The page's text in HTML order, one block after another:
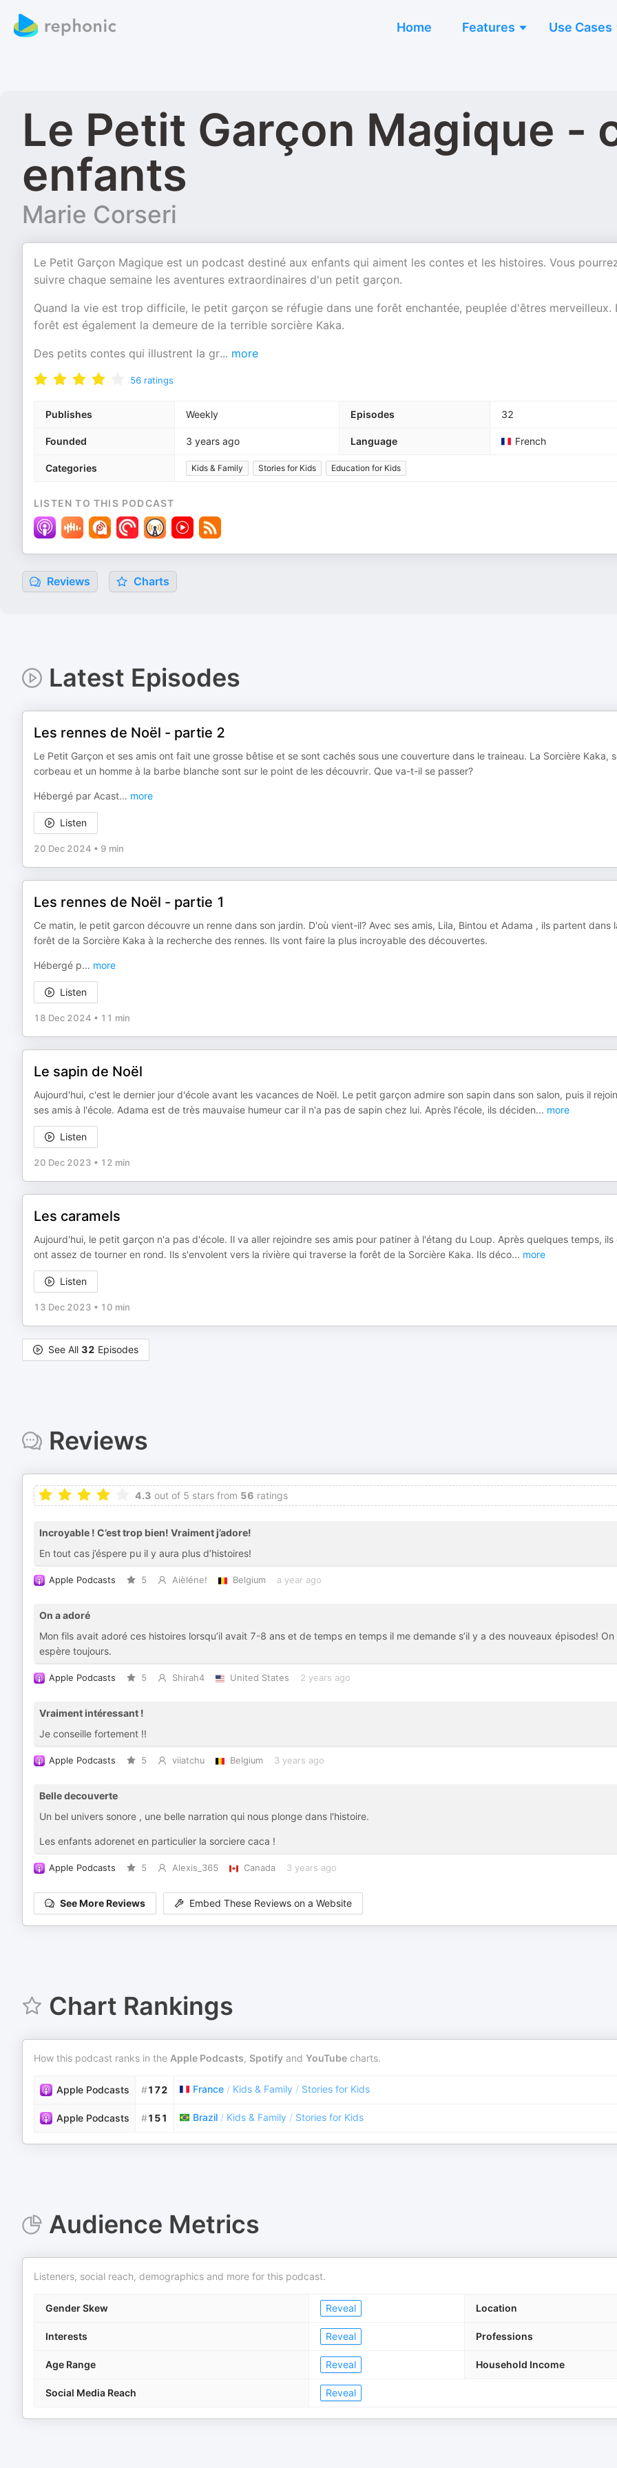
Home Features Use Cases
Le Petit Garçon Magique -
enfants
Marie Corseri
Le Petit Garçon Magique est un podcast destiné aux enfants qui aiment les contes et les histoires. Vous
suivre chaque semaine les aventures extraordinaires d'un petit garçon.
Quand la vie est trop difficile, le petit garçon se réfugie dans une forêt enchantée, peuplée d'êtres merveilleux.
forêt est également la demeure de la terrible sorcière Kaka.
Des petits contes qui illustrent la gr... more
56 ratings
Publishes Weekly Episodes 32
Founded 3 years ago Language French
Categories Kids & Family Stories for Kids Education for Kids
LISTEN TO THIS PODCAST
Reviews Charts
Latest Episodes
Les rennes de Noël - partie 2
Le Petit Garçon et ses amis ont fait une grosse bêtise et se sont cachés sous une couverture dans le traineau. La Sorcière Kaka,
corbeau et un homme à la barbe blanche sont sur le point de les découvrir. Que va-t-il se passer?
Hébergé par Acast... more
Listen
20 Dec 2024 • 9 min
Les rennes de Noël - partie 1
Ce matin, le petit garcon découvre un renne dans son jardin. D'où vient-il? Avec ses amis, Lila, Bintou et Adama , ils partent dans
forêt de la Sorcière Kaka à la recherche des rennes. Ils vont faire la plus incroyable des découvertes.
Hébergé p... more
Listen
18 Dec 2024 • 11 min
Le sapin de Noël
Aujourd'hui, c'est le dernier jour d'école avant les vacances de Noël. Le petit garçon admire son sapin dans son salon, puis il
ses amis à l'école. Adama est de très mauvaise humeur car il n'a pas de sapin chez lui. Après l'école, ils déciden... more
Listen
20 Dec 2023 • 12 min
Les caramels
Aujourd'hui, le petit garçon n'a pas d'école. Il va aller rejoindre ses amis pour patiner à l'étang du Loup. Après quelques temps, ils
ont assez de tourner en rond. Ils s'envolent vers la rivière qui traverse la forêt de la Sorcière Kaka. Ils déco... more
Listen
13 Dec 2023 • 10 min
See All 32 Episodes
Reviews
4.3 out of 5 stars from 56 ratings
Incroyable ! C’est trop bien! Vraiment j’adore!
En tout cas j’éspere pu il y aura plus d’histoires!
Apple Podcasts 5 Aièléne! Belgium a year ago
On a adoré
Mon fils avait adoré ces histoires lorsqu’il avait 7-8 ans et de temps en temps il me demande s’il y a des nouveaux épisodes! On
espère toujours.
Apple Podcasts 5 Shirah4 United States 2 years ago
Vraiment intéressant !
Je conseille fortement !!
Apple Podcasts 5 viiatchu Belgium 3 years ago
Belle decouverte
Un bel univers sonore , une belle narration qui nous plonge dans l'histoire.
Les enfants adorenet en particulier la sorciere caca !
Apple Podcasts 5 Alexis_365 Canada 3 years ago
See More Reviews Embed These Reviews on a Website
Chart Rankings
How this podcast ranks in the Apple Podcasts, Spotify and YouTube charts.
Apple Podcasts #172 France / Kids & Family / Stories for Kids
Apple Podcasts #151 Brazil / Kids & Family / Stories for Kids
Audience Metrics
Listeners, social reach, demographics and more for this podcast.
Gender Skew Reveal Location
Interests Reveal Professions
Age Range Reveal Household Income
Social Media Reach Reveal